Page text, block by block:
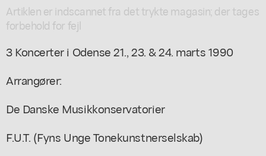
Artiklen er indscannet fra det trykte magasin; der tages
forbehold for fejl
3 Koncerter i Odense 21., 23. & 24. marts 1990
Arrangører:
De Danske Musikkonservatorier
F.U.T. (Fyns Unge Tonekunstnerselskab)